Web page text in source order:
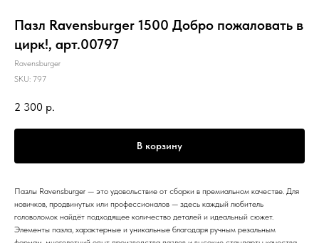
Пазл Ravensburger 1500 Добро пожаловать в
цирк!, арт.00797
Ravensburger
SKU: 797
2 300 р.
В корзину
Пазлы Ravensburger — это удовольствие от сборки в премиальном качестве. Для
новичков, продвинутых или профессионалов — здесь каждый любитель
головоломок найдёт подходящее количество деталей и идеальный сюжет.
Элементы пазла, характерные и уникальные благодаря ручным резальным